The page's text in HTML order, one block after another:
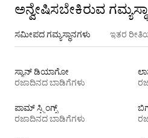
ಅನ್ವೇಷಿಸಬೇಕಿರುವ
ಸಮೀಪದ ಗಮ್ಯಸ್ಥಾನಗಳು ಇತರ
ಸ್ಯಾನ್ ಡಿಯಾಗೋ
ರಜಾದಿನದ ಬಾಡಿಗೆಗಳು
ಪಾಮ್ ಸ್ಪ್ರಿಂಗ್ಸ್
ರಜಾದಿನದ ಬಾಡಿಗೆಗಳು